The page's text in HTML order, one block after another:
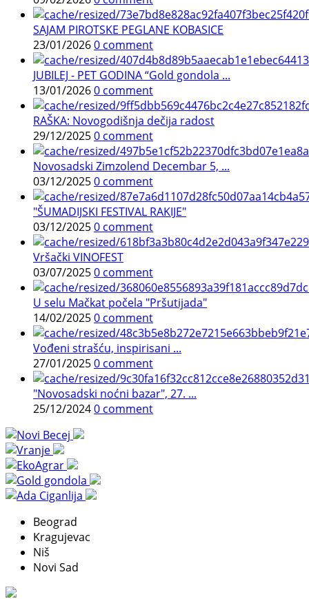
SAJAM PIROTSKE PEGLANE KOBASICE
23/01/20260 comment
JUBILEJ - PET GODINA “Gold gondola ...
13/01/20260 comment
RAŠKA: Novogodišnja dečija radost
29/12/20250 comment
Novosadski Zimzolend Decembar 5, ...
03/12/20250 comment
"ŠUMADIJSKI FESTIVAL RAKIJE"
03/12/20250 comment
Vršački VINOFEST
03/07/20250 comment
U selu Mačkat počela "Pršutijada"
14/02/20250 comment
Vođeni strašću, inspirisani ...
27/01/20250 comment
"Novosadski noćni bazar", 27. ...
25/12/20240 comment
Beograd
Kragujevac
Niš
Novi Sad